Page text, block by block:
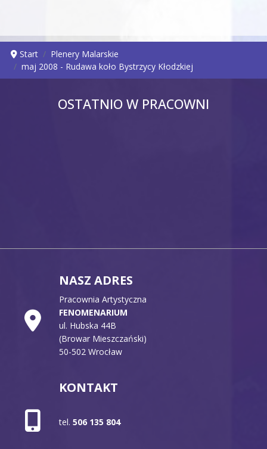
Start
Plenery Malarskie
maj 2008 - Rudawa koło Bystrzycy Kłodzkiej
OSTATNIO W PRACOWNI
NASZ ADRES
Pracownia Artystyczna
FENOMENARIUM
ul. Hubska 44B
(Browar Mieszczański)
50-502 Wrocław
KONTAKT
tel. 506 135 804